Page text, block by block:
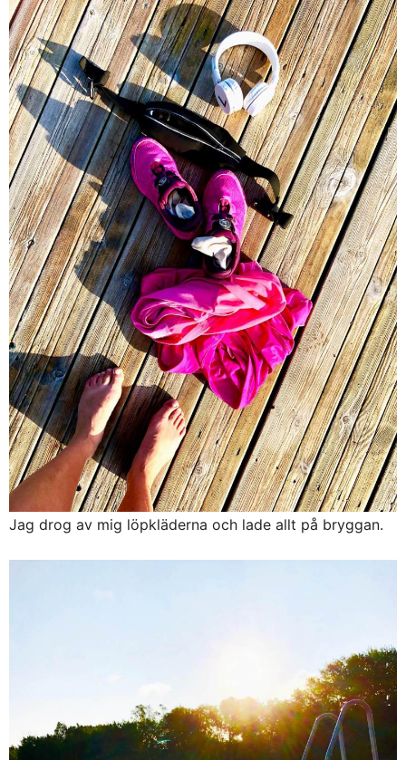
Jag drog av mig löpkläderna och lade allt på bryggan.